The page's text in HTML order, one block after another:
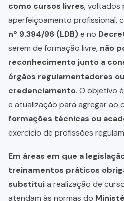
como cursos livres, voltados
aperfeiçoamento profissional,
nº 9.394/96 (LDB)e no
serem de formação livre, não
reconhecimento junto a
órgãos regulamentadores
credenciamento. O objetivo
e atualização para agregar ao
formações técnicas ou
exercício de profissões
Em áreas em que a
treinamentos práticos
substituia realização de
atendam às normas do